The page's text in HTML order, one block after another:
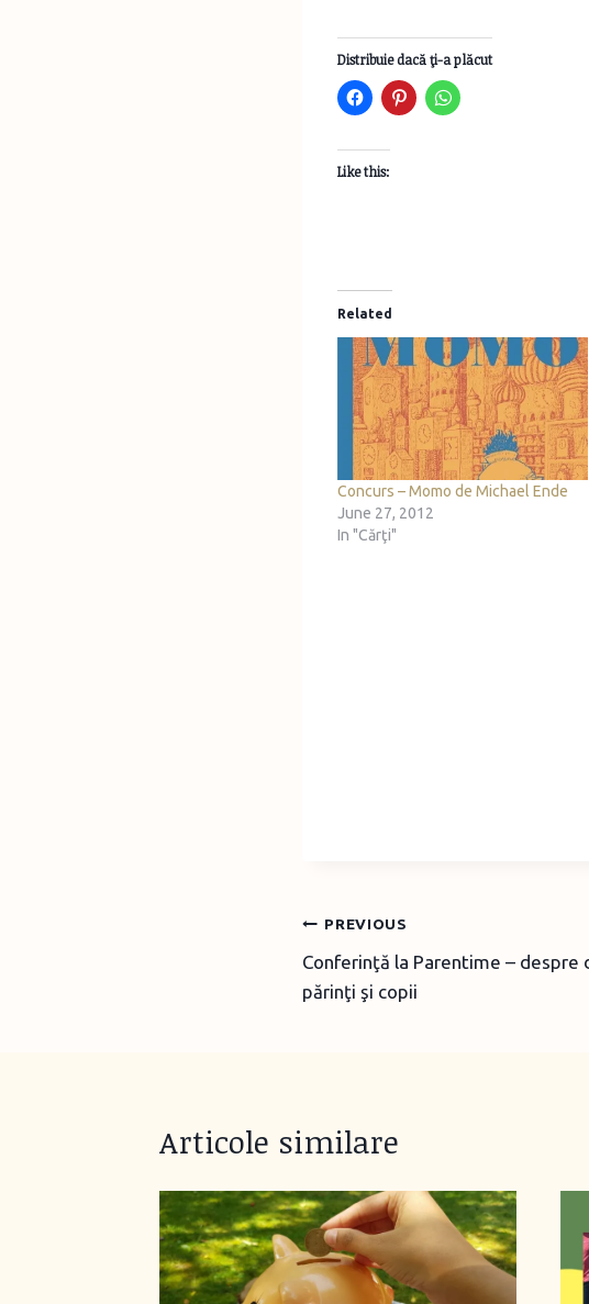
Distribuie dacă ţi-a plăcut
Like this:
Related
Concurs – Momo de Michael Ende
June 27, 2012
In "Cărţi"
Post
navigation
PREVIOUS
Conferinţă la Parentime – despre
părinţi şi copii
Articole similare